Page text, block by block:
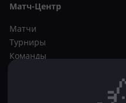
Матч-Центр
Матчи
Турниры
Команды